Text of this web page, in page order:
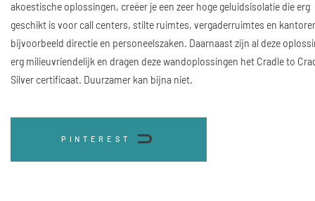
akoestische oplossingen, creëer je een zeer hoge geluidsisolatie die erg
geschikt is voor call centers, stilte ruimtes, vergaderruimtes en
bijvoorbeeld directie en personeelszaken. Daarnaast zijn al deze
erg milieuvriendelijk en dragen deze wandoplossingen het Cradle to
Silver certificaat. Duurzamer kan bijna niet.
PINTEREST